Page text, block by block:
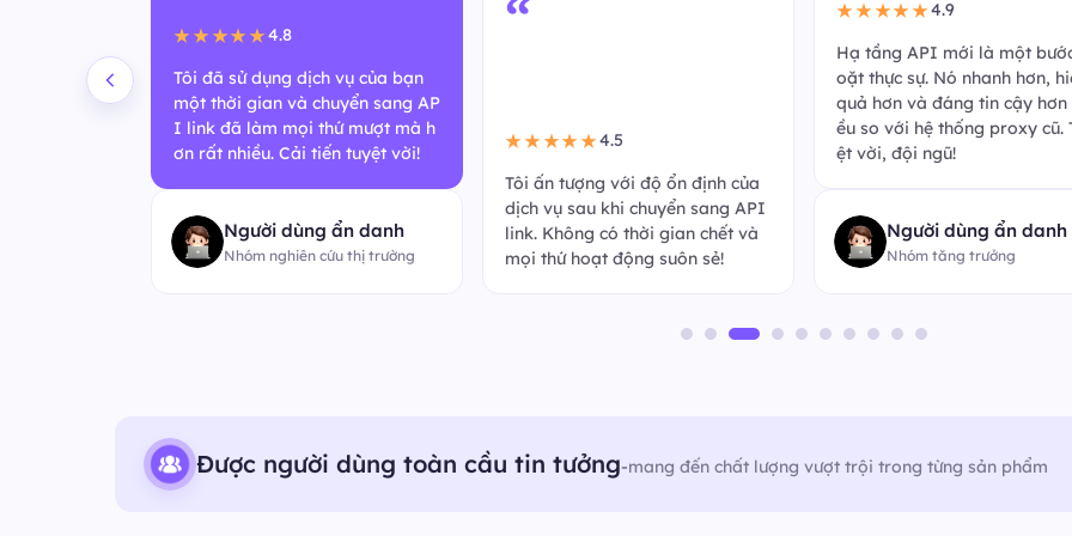
★★★★★4.8
Tôi đã sử dụng dịch vụ của bạn
một thời gian và chuyển sang AP
I link đã làm mọi thứ mượt mà h
ơn rất nhiều. Cải tiến tuyệt vời!
Người dùng ẩn danh
Nhóm nghiên cứu thị trường
“
★★★★★4.5
Tôi ấn tượng với độ ổn định của
dịch vụ sau khi chuyển sang API
link. Không có thời gian chết và
mọi thứ hoạt động suôn sẻ!
★★★★★4.9
Hạ tầng API mới là một
oặt thực sự. Nó nhanh hơn,
quả hơn và đáng tin cậy hơn
ều so với hệ thống proxy cũ.
ệt vời, đội ngũ!
Người dùng ẩn danh
Nhóm tăng trưởng
Được người dùng toàn cầu tin tưởng-mang đến chất lượng vượt trội trong từng sản phẩm